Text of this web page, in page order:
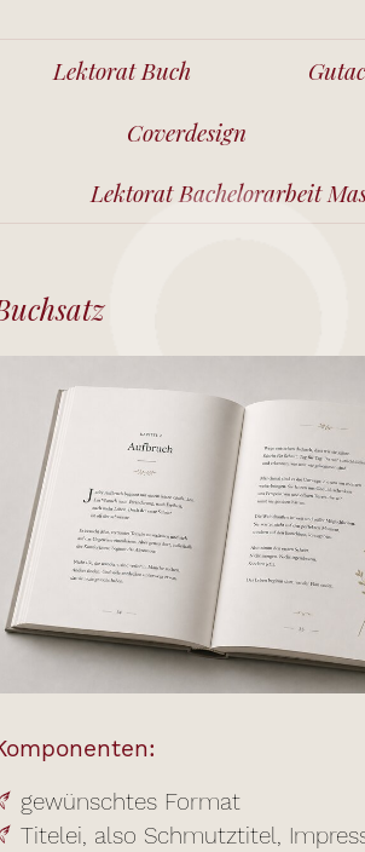
Lektorat Buch
Coverdesign
Lektorat Bachelorarbeit
gewünschtes Format
Titelei, also Schmutztitel,